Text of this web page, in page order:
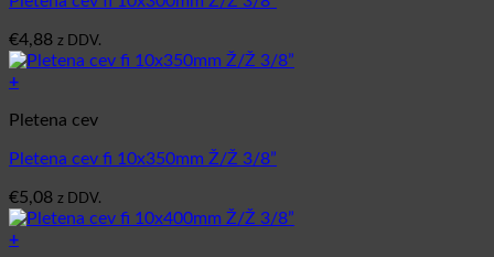
€4,88 z DDV.
+
Pletena cev
Pletena cev fi 10x350mm Ž/Ž 3/8”
€5,08 z DDV.
+